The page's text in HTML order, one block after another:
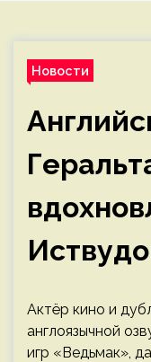
Новости
Актёр кино и
англоязычной
игр «Ведьмак»,